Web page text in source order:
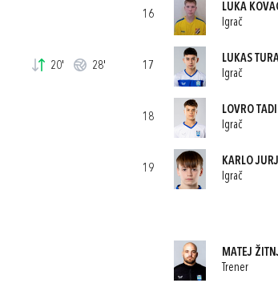
20' 28'
16
LUKA
Igrač
17
LUKAS
Igrač
18
LOVRO
Igrač
19
KARLO
Igrač
MATEJ
Trener